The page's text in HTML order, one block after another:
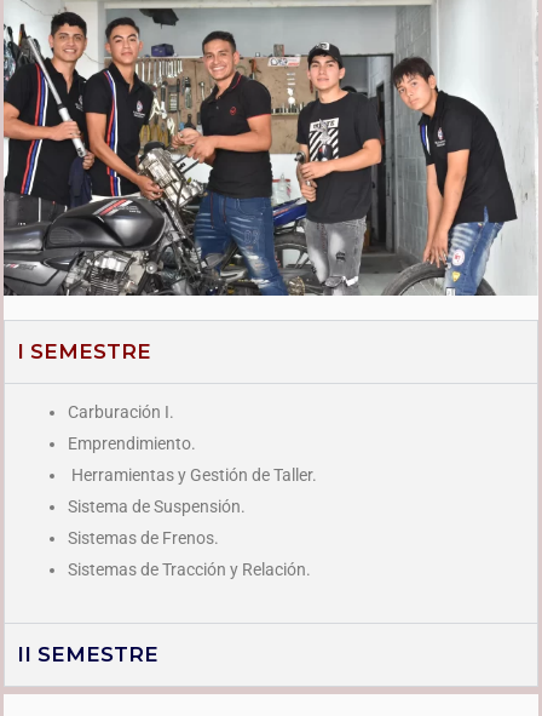
I SEMESTRE
Carburación I.
Emprendimiento.
Herramientas y Gestión de Taller.
Sistema de Suspensión.
Sistemas de Frenos.
Sistemas de Tracción y Relación.
II SEMESTRE